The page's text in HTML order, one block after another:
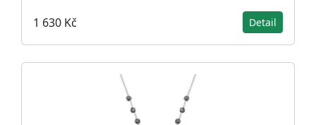
1 630 Kč Detail